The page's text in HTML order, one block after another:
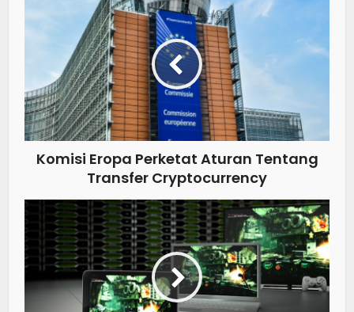
Komisi Eropa Perketat Aturan Tentang
Transfer Cryptocurrency